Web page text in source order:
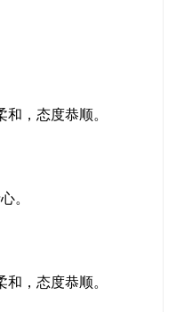
，态度恭顺。
。
，态度恭顺。